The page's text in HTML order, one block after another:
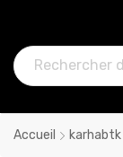
Accueil karhabtk